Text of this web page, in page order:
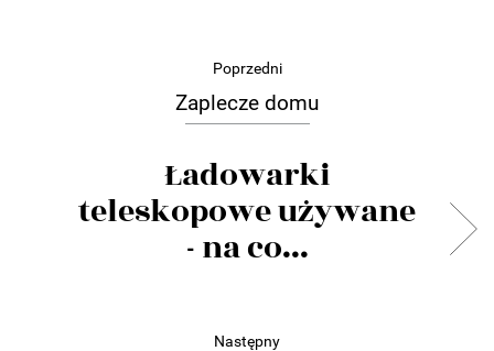
Poprzedni
Zaplecze domu
Ładowarki
teleskopowe używane
- na co...
Następny